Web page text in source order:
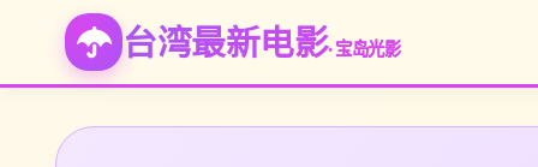
台湾最新电影· 宝岛光影